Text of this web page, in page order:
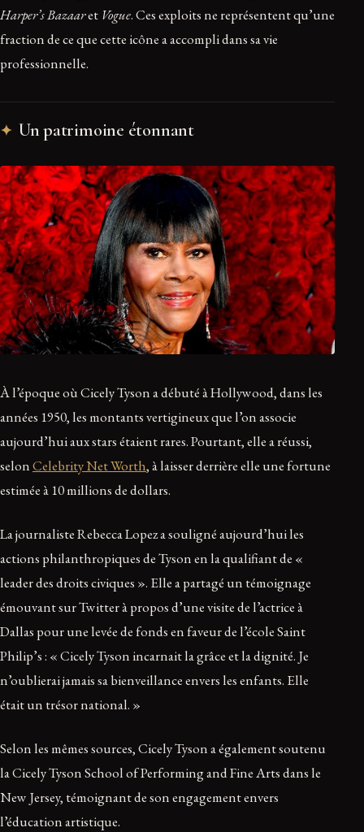
Harper’s Bazaaret Vogue. Ces exploits ne représentent qu’une
fraction de ce que cette icône a accompli dans sa vie
professionnelle.
Un patrimoine étonnant
À l’époque où Cicely Tyson a débuté à Hollywood, dans les
années 1950, les montants vertigineux que l’on associe
aujourd’hui aux stars étaient rares. Pourtant, elle a réussi,
selonCelebrity Net Worth, à laisser derrière elle une fortune
estimée à 10 millions de dollars.
La journaliste Rebecca Lopez a souligné aujourd’hui les
actions philanthropiques de Tyson en la qualifiant de «
leader des droits civiques ». Elle a partagé un témoignage
émouvant sur Twitter à propos d’une visite de l’actrice à
Dallas pour une levée de fonds en faveur de l’école Saint
Philip’s : « Cicely Tyson incarnait la grâce et la dignité. Je
n’oublierai jamais sa bienveillance envers les enfants. Elle
était un trésor national. »
Selon les mêmes sources, Cicely Tyson a également soutenu
la Cicely Tyson School of Performing and Fine Arts dans le
New Jersey, témoignant de son engagement envers
l’éducation artistique.